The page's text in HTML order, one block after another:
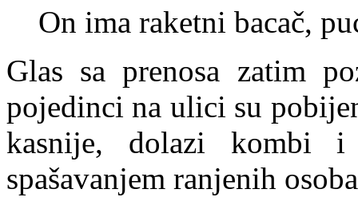
On ima raketni bacač,
Glas sa prenosa zatim
pojedinci na ulici su
kasnije, dolazi
spašavanjem ranjenih